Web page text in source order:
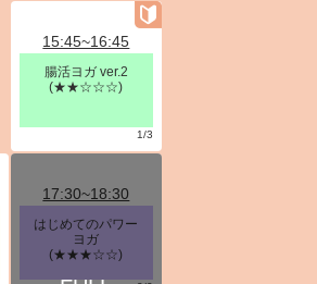
15:45~16:45
腸活ヨガ ver.2
(★★☆☆☆)
1/3
17:30~18:30
はじめてのパワー
ヨガ
(★★★☆☆)